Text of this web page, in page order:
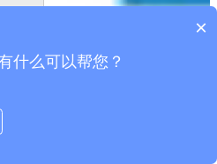
×
什么可以帮您？